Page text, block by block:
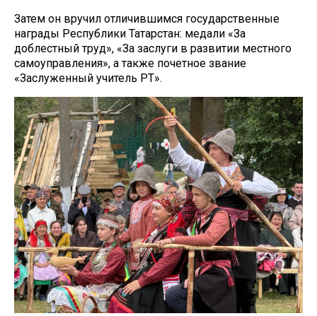
Затем он вручил отличившимся государственные
награды Республики Татарстан: медали «За
доблестный труд», «За заслуги в развитии местного
самоуправления», а также почетное звание
«Заслуженный учитель РТ».